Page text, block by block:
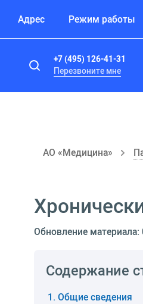
Адрес Режим работы
+7 (495) 126-41-31
Перезвоните мне
АО «Медицина»
Обновление материала:
Содержание
Общие сведения